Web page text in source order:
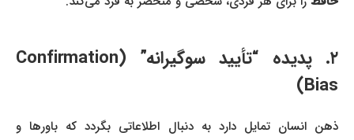
۲. پدیده “تأیید سوگیرانه” (Confirmation
Bias)
ذهن انسان تمایل دارد به دنبال اطلاعاتی بگردد که باورها و